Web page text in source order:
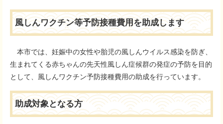
風しんワクチン等予防接種費用を助成します
本市では、妊娠中の女性や胎児の風しんウイルス感染を防ぎ、
生まれてくる赤ちゃんの先天性風しん症候群の発症の予防を目的
として、風しんワクチン予防接種費用の助成を行っています。
助成対象となる方